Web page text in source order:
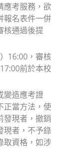
應考服務，欲
報名表件一併
核通過後提
16:00，審核
前於本校
變造應考證
正當方法，使
發現者，撤銷
現者，不予錄
取資格，如涉